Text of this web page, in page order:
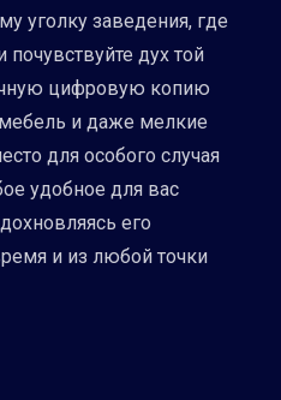
уголку заведения, где
дух той
цифровую копию
и даже мелкие
для особого случая
удобное для вас
его
и из любой точки